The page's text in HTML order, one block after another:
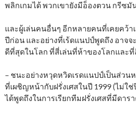
พลิกเกมได้ พวกเขายังมีอ็องตวน กรีซมั
และผู้เล่นคนอื่นๆ อีกหลายคนที่เคยคว้
ปีก่อน และอย่างที่เร้ดแนปป์พูดถึง อาจ
ดีที่สุดในโลก ที่สี่เล่นที่ห้าของโลกและ
– ชนะอย่างหวุดหวิดเรดแนปป์เป็นส่ว
ที่เผชิญหน้ากับฝรั่งเศสในปี 1999 (ไม่ใช่
ได้พูดถึงในการเรียกทีมฝรั่งเศสที่มีดาร